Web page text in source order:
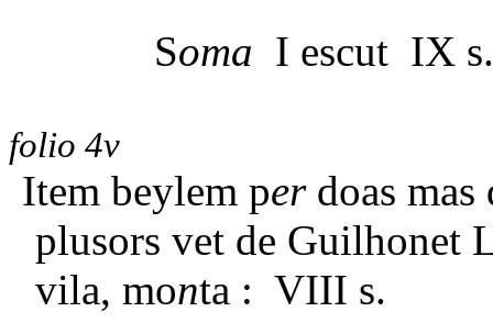
Soma I escut IX
folio 4v
Item beylem perdoas mas
plusors vet de Guilhonet
vila, monta : VIII s.